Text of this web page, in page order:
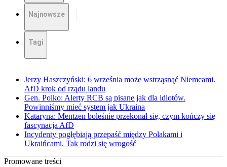
Najnowsze
Tagi
Jerzy Haszczyński: 6 września może wstrząsnąć Niemcami.
AfD krok od rządu landu
Gen. Polko: Alerty RCB są pisane jak dla idiotów.
Powinniśmy mieć system jak Ukraina
Kataryna: Mentzen boleśnie przekonał się, czym kończy się
fascynacja AfD
Incydenty pogłębiają przepaść między Polakami i
Ukraińcami. Tak rodzi się wrogość
Promowane treści